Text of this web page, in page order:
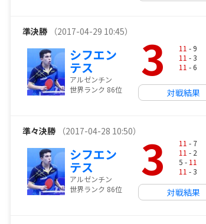
準決勝 （2017-04-29 10:45）
シフエン
テス
アルゼンチン
世界ランク 86位
3 11 - 9
11 - 3
11 - 6
対戦結果
準々決勝 （2017-04-28 10:50）
シフエン
テス
アルゼンチン
世界ランク 86位
3 11 - 7
11 - 2
5 - 11
11 - 3
対戦結果